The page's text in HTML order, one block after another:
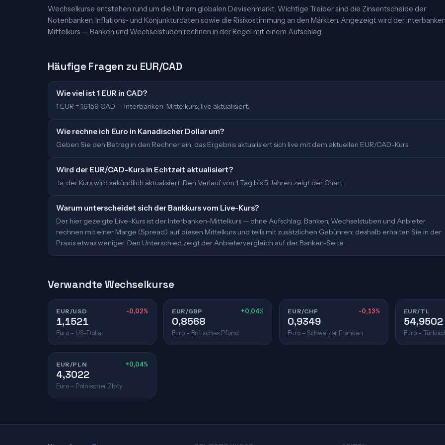
Wechselkurse entstehen rund um die Uhr am globalen Devisenmarkt. Wichtige Treiber sind die Zinsentscheide der
Notenbanken, Inflations- und Konjunkturdaten sowie die Risikostimmung an den Märkten. Angezeigt wird der
Mittelkurs — Banken und Wechselstuben rechnen in der Regel mit einem Aufschlag.
Häufige Fragen zu EUR/CAD
Wie viel ist 1 EUR in CAD?
1 EUR = 1,6159 CAD — Interbanken-Mittelkurs, live aktualisiert.
Wie rechne ich Euro in Kanadischer Dollar um?
Geben Sie den Betrag in den Rechner ein; das Ergebnis aktualisiert sich live mit dem aktuellen EUR/CAD-Kurs.
Wird der EUR/CAD-Kurs in Echtzeit aktualisiert?
Ja, der Kurs wird sekündlich aktualisiert. Den Verlauf von 1 Tag bis 5 Jahren zeigt der Chart.
Warum unterscheidet sich der Bankkurs vom Live-Kurs?
Der hier gezeigte Live-Kurs ist der Interbanken-Mittelkurs — ohne Aufschlag. Banken, Wechselstuben und Anbieter
rechnen mit einer Marge (Spread) auf diesen Mittelkurs und teils mit zusätzlichen Gebühren; deshalb erhalten Sie in der
Praxis etwas weniger. Den Unterschied zeigt der Anbietervergleich auf der Banken-Seite.
Verwandte Wechselkurse
EUR/USD -0,02%
1,1521
Euro – US-Dollar
EUR/GBP +0,04%
0,8568
Euro – Britisches Pfund
EUR/CHF -0,13%
0,9349
Euro – Schweizer Franken
EUR/TL
54,9502
Euro –
EUR/PLN +0,04%
4,3022
Euro – Polnischer Zloty